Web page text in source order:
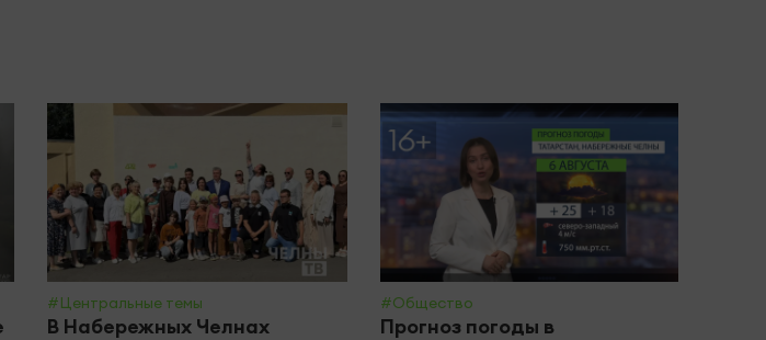
#Центральные темы
В Набережных Челнах
#Общество
Прогноз погоды в